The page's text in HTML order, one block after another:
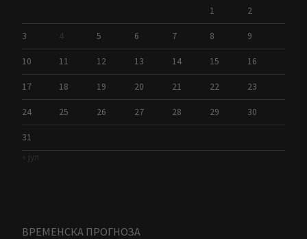
1 2
3 4 5 6 7 8 9
10 11 12 13 14 15 16
17 18 19 20 21 22 23
24 25 26 27 28 29 30
31
« јул
ВРЕМЕНСКА ПРОГНОЗА